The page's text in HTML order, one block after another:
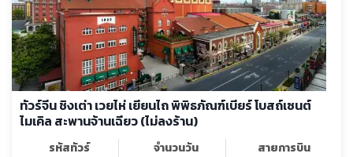
ทัวร์จีน ชิงเต่า เวยไห่ เยียนไถ พิพิธภัณฑ์เบียร์ โบสถ์เซนต์
ไมเคิล สะพานจ้านเฉียว (ไม่ลงร้าน)
รหัสทัวร์
จำนวนวัน
สายการบิน